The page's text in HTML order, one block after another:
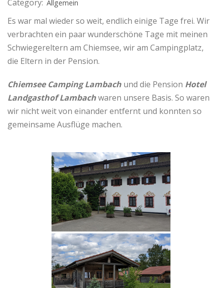
Category: Allgemein
Es war mal wieder so weit, endlich einige Tage frei. Wir
verbrachten ein paar wunderschöne Tage mit meinen
Schwiegereltern am Chiemsee, wir am Campingplatz,
die Eltern in der Pension.
Chiemsee Camping Lambach und die Pension Hotel
Landgasthof Lambachwaren unsere Basis. So waren
wir nicht weit von einander entfernt und konnten so
gemeinsame Ausflüge machen.